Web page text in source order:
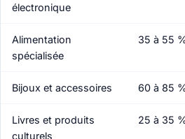
électronique
Alimentation
spécialisée
35 à 55
Bijoux et accessoires 60 à 85
Livres et produits
culturels
25 à 35